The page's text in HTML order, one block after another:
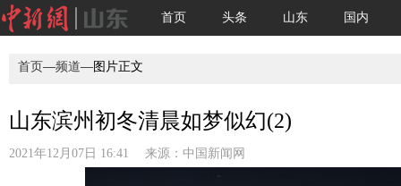
首页 头条 山东 国内
首页—频道—图片正文
山东滨州初冬清晨如梦似幻(2)
2021年12月07日 16:41 来源： 中国新闻网